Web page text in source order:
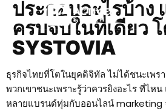
ประกอบอะไรบ้าง
ครบจบในที่เดียว
SYSTOVIA
ธุรกิจไทยที่โตในยุคดิจิทัล ไม่ได้ชนะเพร
พวกเขาชนะเพราะรู้ว่าควรยิงอะไร ที่ไห
หลายแบรนด์ทุ่มกับออนไลน์ marketing